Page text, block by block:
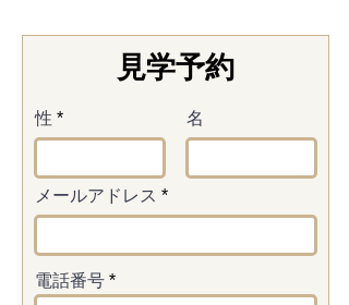
見学予約
性 名
メールアドレス
電話番号